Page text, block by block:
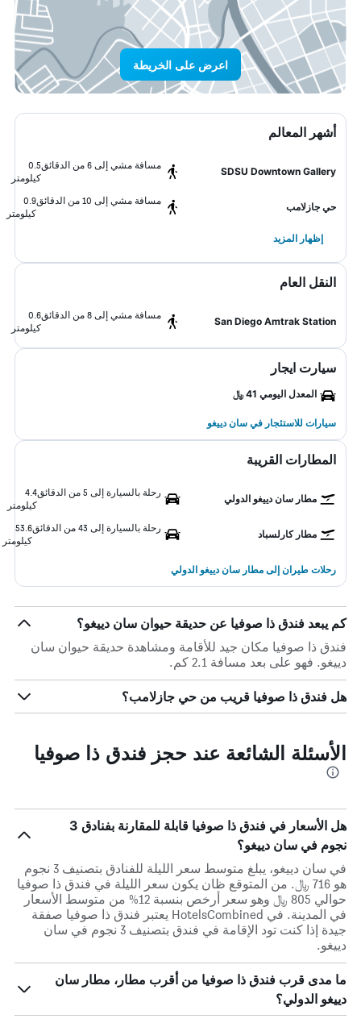
اعرض على الخريطة
أشهر المعالم
SDSU Downtown Gallery
مسافة مشي إلى 6 من الدقائق
0.5
كيلومتر
حي جازلامب
مسافة مشي إلى 10 من الدقائق
0.9
كيلومتر
إظهار المزيد
النقل العام
San Diego Amtrak Station
مسافة مشي إلى 8 من الدقائق
0.6
كيلومتر
سيارت ايجار
المعدل اليومي 41 ﷼
سيارات للاستئجار في سان دييغو
المطارات القريبة
مطار سان دييغو الدولي
رحلة بالسيارة إلى 5 من الدقائق
4.4
كيلومتر
مطار كارلسباد
رحلة بالسيارة إلى 43 من الدقائق
53.6
كيلومتر
رحلات طيران إلى مطار سان دييغو الدولي
كم يبعد فندق ذا صوفيا عن حديقة حيوان سان دييغو؟
فندق ذا صوفيا مكان جيد للأقامة ومشاهدة حديقة حيوان سان
دييغو. فهو على بعد مسافة 2.1 كم.
هل فندق ذا صوفيا قريب من حي جازلامب؟
الأسئلة الشائعة عند حجز فندق ذا صوفيا
هل الأسعار في فندق ذا صوفيا قابلة للمقارنة بفنادق 3
نجوم في سان دييغو؟
في سان دييغو، يبلغ متوسط ​​سعر الليلة للفنادق بتصنيف 3 نجوم
هو 716 ﷼. من المتوقع ظان يكون سعر الليلة في فندق ذا صوفيا
حوالي 805 ﷼ وهو سعر أرخص بنسبة 12% من متوسط الأسعار
في المدينة. في HotelsCombined يعتبر فندق ذا صوفيا صفقة
جيدة إذا كنت تود الإقامة في فندق بتصنيف 3 نجوم في سان
دييغو.
ما مدى قرب فندق ذا صوفيا من أقرب مطار، مطار سان
دييغو الدولي؟